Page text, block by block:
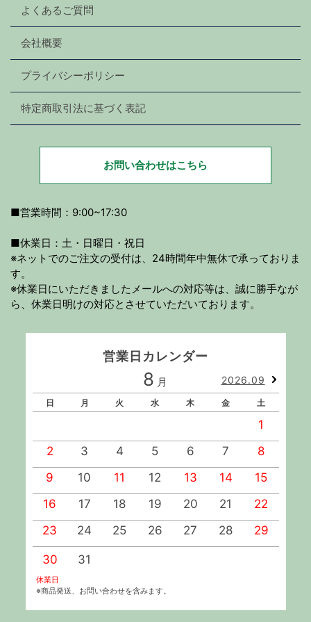
よくあるご質問
会社概要
プライバシーポリシー
特定商取引法に基づく表記
お問い合わせはこちら
■営業時間：9:00~17:30
■休業日：土・日曜日・祝日
※ネットでのご注文の受付は、24時間年中無休で承っておりま
す。
※休業日にいただきましたメールへの対応等は、誠に勝手なが
ら、休業日明けの対応とさせていただいております。
営業日カレンダー
8 月 2026.09
日 月 火 水 木 金 土
1
2
3 4 5 6 7
8
9
10 11 12 13 14
15
16
17 18 19 20 21
22
23
24 25 26 27 28 29
30 31
休業日
※商品発送、お問い合わせを含みます。